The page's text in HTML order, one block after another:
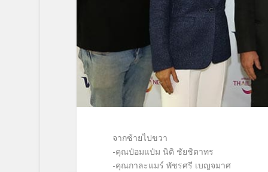
จากซ้ายไปขวา
-คุณป๋อมแป๋ม นิติ ชัยชิตาทร
-คุณกาละแมร์ พัชรศรี เบญจมาศ